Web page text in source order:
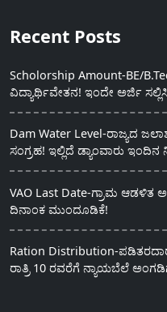
Recent Posts
Scholorship Amount-BE/
ವಿದ್ಯಾರ್ಥಿವೇತನ! ಇಂದೇ ಅರ್ಜಿ
Dam Water Level-ರಾಜ್ಯದ
ಸಂಗ್ರಹ! ಇಲ್ಲಿದೆ ಡ್ಯಾಂವಾರು ಇಂದಿನ
VAO Last Date-ಗ್ರಾಮ ಆಡಳಿತ
ದಿನಾಂಕ ಮುಂದೂಡಿಕೆ!
Ration Distribution-
ರಾತ್ರಿ 10 ರವರೆಗೆ ನ್ಯಾಯಬೆಲೆ